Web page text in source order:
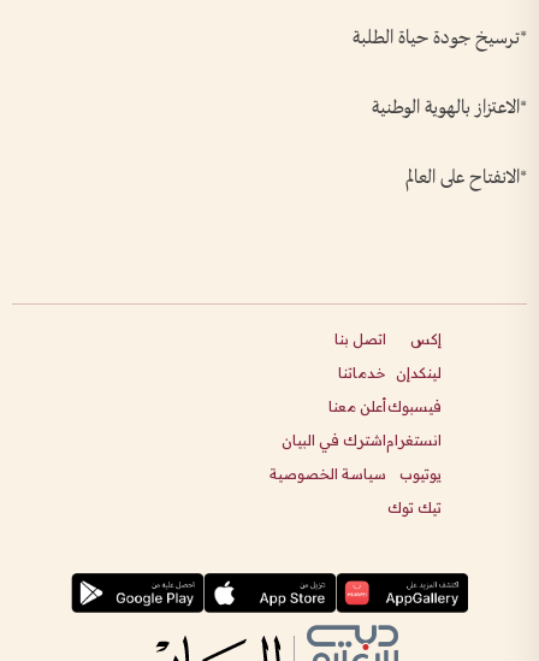
*ترسيخ جودة حياة الطلبة
*الاعتزاز بالهوية الوطنية
*الانفتاح على العالم
إكس
لينكدإن
فيسبوك
انستغرام
يوتيوب
تيك توك
اتصل بنا
خدماتنا
أعلن معنا
اشترك في البيان
سياسة الخصوصية